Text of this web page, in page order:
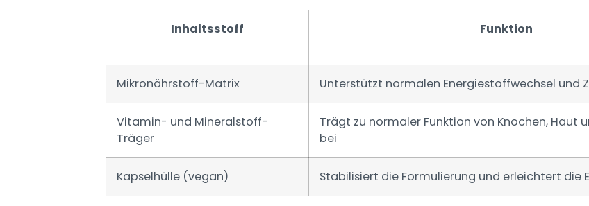
Inhaltsstoff Funktion
Mikronährstoff-Matrix Unterstützt normalen Energiestoffwechsel und
Vitamin- und Mineralstoff-
Träger
Trägt zu normaler Funktion von Knochen, Haut
bei
Kapselhülle (vegan) Stabilisiert die Formulierung und erleichtert die